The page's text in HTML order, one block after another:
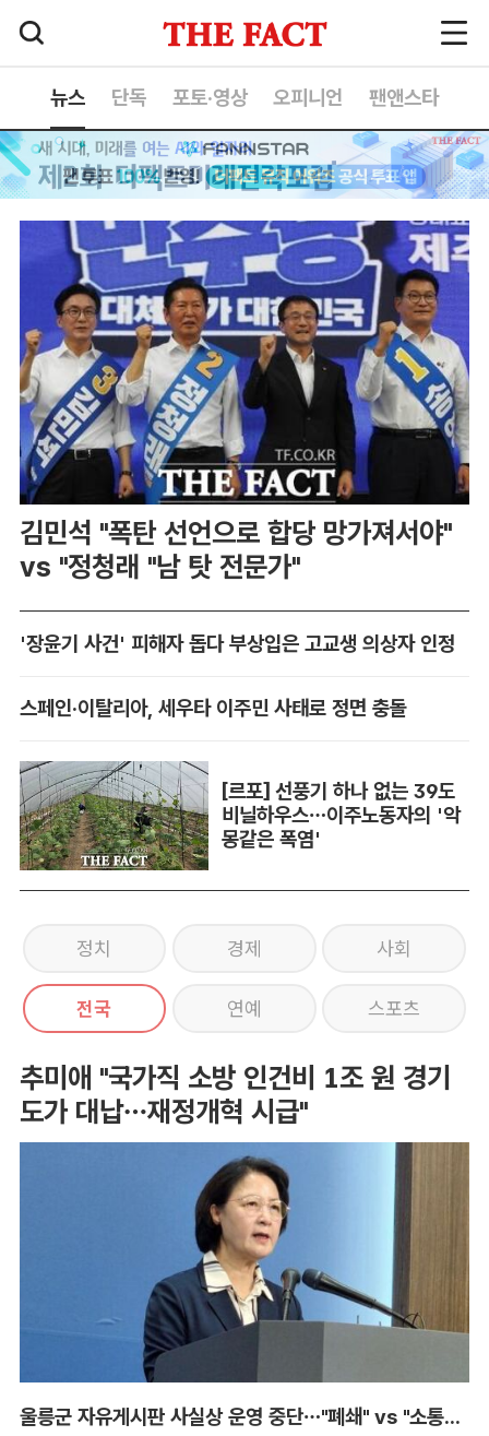
뉴스 단독 포토·영상 오피니언 팬앤스타
김민석 "폭탄 선언으로 합당 망가져서야"
vs "정청래 "남 탓 전문가"
'장윤기 사건' 피해자 돕다 부상입은 고교생 의상자 인정
스페인·이탈리아, 세우타 이주민 사태로 정면 충돌
[르포] 선풍기 하나 없는 39도
비닐하우스…이주노동자의 '악
몽같은 폭염'
정치 경제 사회
전국 연예 스포츠
추미애 "국가직 소방 인건비 1조 원 경기
도가 대납…재정개혁 시급"
울릉군 자유게시판 사실상 운영 중단…"폐쇄" vs "소통창구 지켜야"